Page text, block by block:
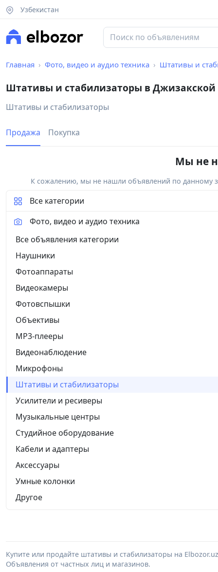
Узбекистан
Главная Фото, видео и аудио техника Штативы и
Штативы и стабилизаторы в Джизакской
Штативы и стабилизаторы
Продажа Покупка
Мы не
К сожалению, мы не нашли объявлений по данному
Все категории
Фото, видео и аудио техника
Все объявления категории
Наушники
Фотоаппараты
Видеокамеры
Фотовспышки
Объективы
MP3-плееры
Видеонаблюдение
Микрофоны
Штативы и стабилизаторы
Усилители и ресиверы
Музыкальные центры
Студийное оборудование
Кабели и адаптеры
Аксессуары
Умные колонки
Другое
Купите или продайте штативы и стабилизаторы на
Объявления от частных лиц и магазинов.